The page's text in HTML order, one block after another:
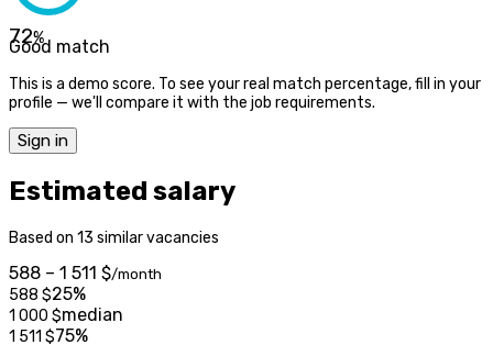
72%
Good match
This is a demo score. To see your real match percentage, fill in your
profile — we'll compare it with the job requirements.
Sign in
Estimated salary
Based on 13 similar vacancies
588 – 1 511 $/month
588 $25%
1 000 $median
1 511 $75%